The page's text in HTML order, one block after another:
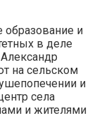
образование и
в деле
на сельском
и
села
и жителями